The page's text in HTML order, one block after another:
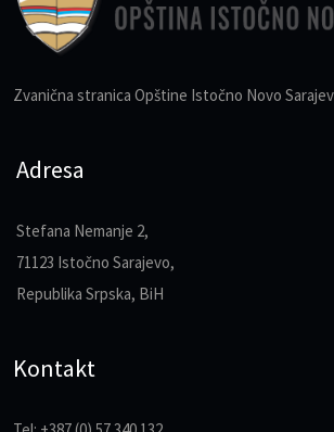
Zvanična stranica Opštine Istočno Novo
Adresa
Stefana Nemanje 2,
71123 Istočno Sarajevo,
Republika Srpska, BiH
Kontakt